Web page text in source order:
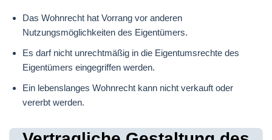
Das Wohnrecht hat Vorrang vor anderen
Nutzungsmöglichkeiten des Eigentümers.
Es darf nicht unrechtmäßig in die Eigentumsrechte des
Eigentümers eingegriffen werden.
Ein lebenslanges Wohnrecht kann nicht verkauft oder
vererbt werden.